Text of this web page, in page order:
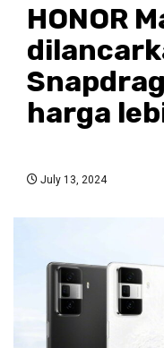
HONOR
harga
July 13, 2024